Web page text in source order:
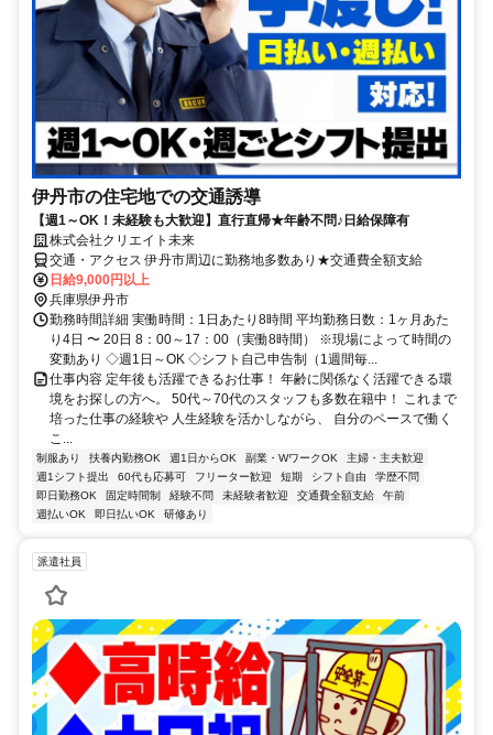
伊丹市の住宅地での交通誘導
【週1～OK！未経験も大歓迎】直行直帰★年齢不問♪日給保障有
株式会社クリエイト未来
交通・アクセス 伊丹市周辺に勤務地多数あり★交通費全額支給
日給9,000円以上
兵庫県伊丹市
勤務時間詳細 実働時間：1日あたり8時間 平均勤務日数：1ヶ月あた
り4日 〜 20日 8：00～17：00（実働8時間） ※現場によって時間の
変動あり ◇週1日～OK ◇シフト自己申告制（1週間毎...
仕事内容 定年後も活躍できるお仕事！ 年齢に関係なく活躍できる環
境をお探しの方へ。 50代～70代のスタッフも多数在籍中！ これまで
培った仕事の経験や 人生経験を活かしながら、 自分のペースで働く
こ...
制服あり 扶養内勤務OK 週1日からOK 副業・WワークOK
主婦・主夫歓迎
週1シフト提出
60代も応募可 フリーター歓迎 短期 シフト自由
学歴不問
即日勤務OK
固定時間制 経験不問 未経験者歓迎 交通費全額支給
午前
週払いOK
即日払いOK 研修あり
派遣社員